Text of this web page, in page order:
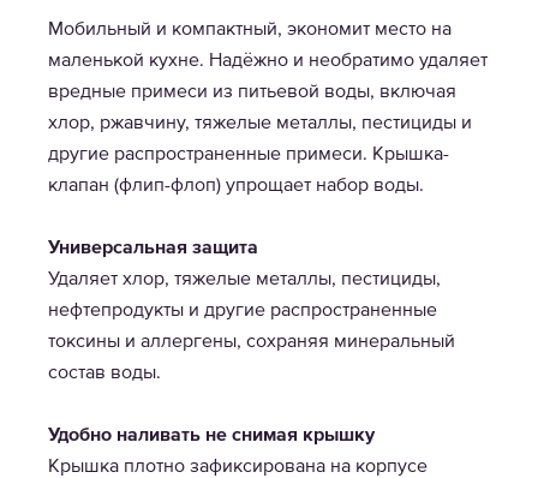
Мобильный и компактный, экономит место на
маленькой кухне. Надёжно и необратимо удаляет
вредные примеси из питьевой воды, включая
хлор, ржавчину, тяжелые металлы, пестициды и
другие распространенные примеси. Крышка-
клапан (флип-флоп) упрощает набор воды.
Универсальная защита
Удаляет хлор, тяжелые металлы, пестициды,
нефтепродукты и другие распространенные
токсины и аллергены, сохраняя минеральный
состав воды.
Удобно наливать не снимая крышку
Крышка плотно зафиксирована на корпусе